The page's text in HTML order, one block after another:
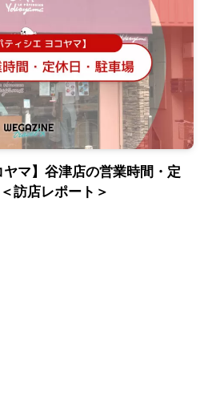
ヤマ】谷津店の営業時間・定
訪店レポート＞